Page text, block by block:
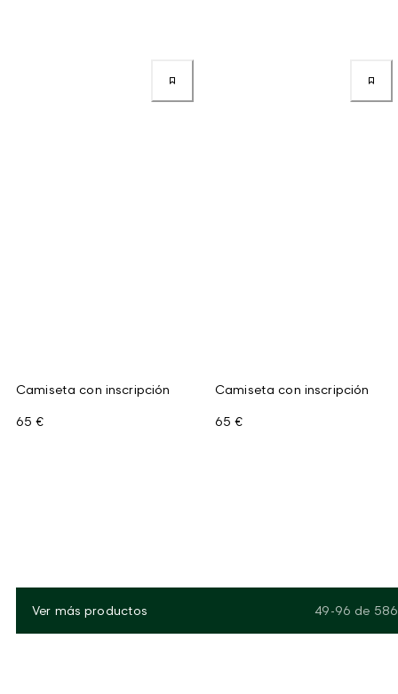
Camiseta con inscripción
65 €
Camiseta con inscripción
65 €
Ver más productos 49-96 de 586